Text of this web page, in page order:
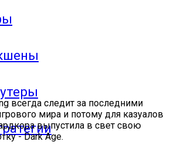
всегда следит за последними
мира и потому для казуалов
выпустила в свет свою
- Dark Age.